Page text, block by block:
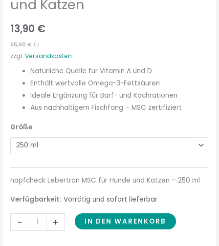
und Katzen
13,90 €
55,60€ / l
zzgl.Versandkosten
Natürliche Quelle für Vitamin A und D
Enthält wertvolle Omega-3-Fettsäuren
Ideale Ergänzung für Barf- und Kochrationen
Aus nachhaltigem Fischfang – MSC zertifiziert
Größe
napfcheck Lebertran MSC für Hunde und Katzen – 250 ml
Verfügbarkeit: Vorrätig und sofort lieferbar
- + IN DEN WARENKORB